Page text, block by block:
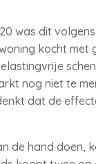
was dit
kocht met
nog niet te
dat de
hand doen,